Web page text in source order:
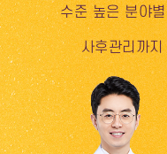
수준 높은 분야
사후관리까